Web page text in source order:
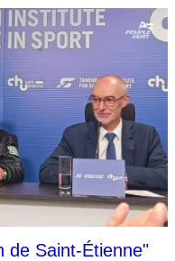
de Saint-Étienne"